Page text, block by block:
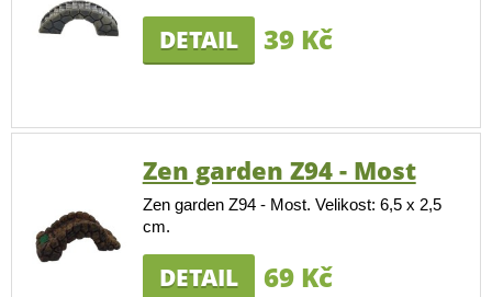
DETAIL 39 Kč
Zen garden Z94 - Most
Zen garden Z94 - Most. Velikost: 6,5 x 2,5
cm.
DETAIL 69 Kč